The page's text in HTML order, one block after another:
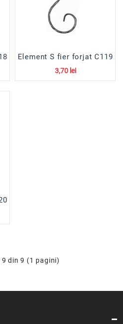
Element S fier forjat C119
3,70 lei
din 9 (1 pagini)